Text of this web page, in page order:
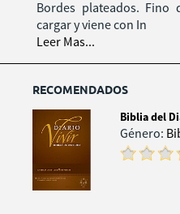
Bordes plateados. Fino
cargar y viene con In
Leer Mas...
RECOMENDADOS
Biblia del
Género: